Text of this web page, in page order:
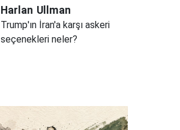
Harlan Ullman
Trump'ın İran'a karşı askeri
seçenekleri neler?